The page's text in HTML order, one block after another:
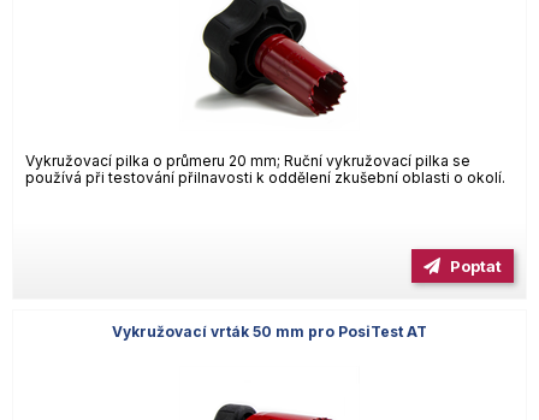
Vykružovací pilka o průmeru 20 mm; Ruční vykružovací pilka se
používá při testování přilnavosti k oddělení zkušební oblasti o okolí.
Poptat
Vykružovací vrták 50 mm pro PosiTest AT